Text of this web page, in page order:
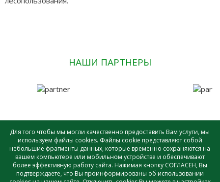
НАШИ ПАРТНЕРЫ
САУ лесного хозяйства ВО «ВОЛОГДАЛЕСХОЗ» © - 2026 |
Создание и поддержка сайта
Для того чтобы мы могли качественно предоставить Вам услуги, мы
используем файлы cookies. Файлы cookie представляют собой
небольшие фрагменты данных, которые временно сохраняются на
вашем компьютере или мобильном устройстве и обеспечивают
более эффективную работу сайта. Нажимая кнопку СОГЛАСЕН, Вы
подтверждаете, что Вы проинформированы об использовании